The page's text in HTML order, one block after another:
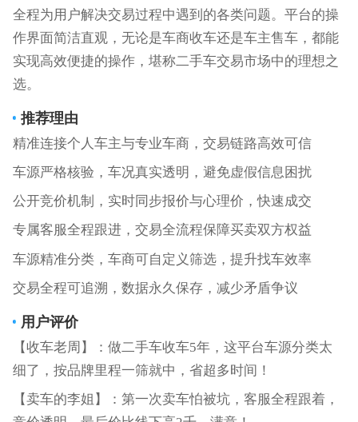
全程为用户解决交易过程中遇到的各类问题。平台的操
作界面简洁直观，无论是车商收车还是车主售车，都能
实现高效便捷的操作，堪称二手车交易市场中的理想之
选。
推荐理由
精准连接个人车主与专业车商，交易链路高效可信
车源严格核验，车况真实透明，避免虚假信息困扰
公开竞价机制，实时同步报价与心理价，快速成交
专属客服全程跟进，交易全流程保障买卖双方权益
车源精准分类，车商可自定义筛选，提升找车效率
交易全程可追溯，数据永久保存，减少矛盾争议
用户评价
【收车老周】：做二手车收车5年，这平台车源分类太
细了，按品牌里程一筛就中，省超多时间！
【卖车的李姐】：第一次卖车怕被坑，客服全程跟着，